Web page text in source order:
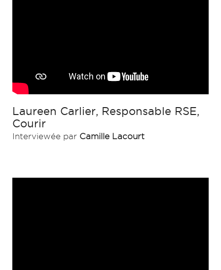
Laureen Carlier, Responsable RSE,
Courir
Interviewée par Camille Lacourt